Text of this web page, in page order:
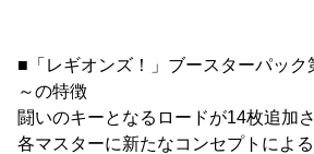
■「レギオンズ！」ブースターパック
～の特徴
闘いのキーとなるロードが14枚追加
各マスターに新たなコンセプトによ